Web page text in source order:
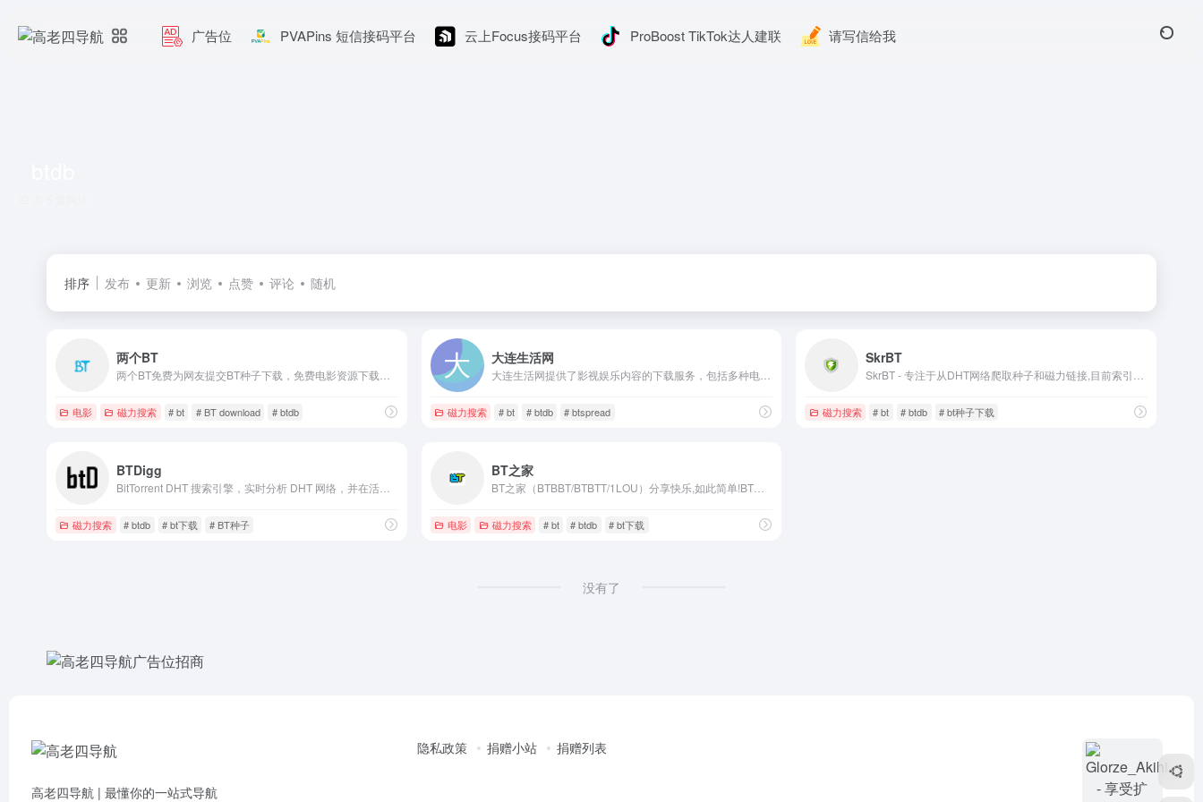
广告位 PVAPins 短信接码平台 云上Focus接码平台 ProBoost TikTok达人建联 请写信给我
排序 发布 更新 浏览 点赞 评论 随机
两个BT
电影 磁力搜索 # bt # BT download # btdb
大连生活网
大连生活网提供了影视娱乐内容的下载服务，包括多种电影、电视剧、动漫、综艺、MV、Live、游戏、MP3和韩国音乐等资源的下载链接。
磁力搜索 # bt # btdb # btspread
SkrBT
磁力搜索 # bt # btdb # bt种子下载
BTDigg
磁力搜索 # btdb # bt下载 # BT种子
BT之家
BT之家（BTBBT/BTBTT/1LOU）分享快乐,如此简单!BT电影天堂-影视资源交流社区
电影 磁力搜索 # bt # btdb # bt下载
没有了
高老四导航 | 最懂你的一站式导航
隐私政策 捐赠小站 捐赠列表